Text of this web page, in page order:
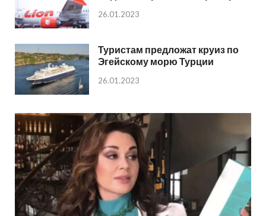
26.01.2023
Туристам предложат круиз по
Эгейскому морю Турции
26.01.2023